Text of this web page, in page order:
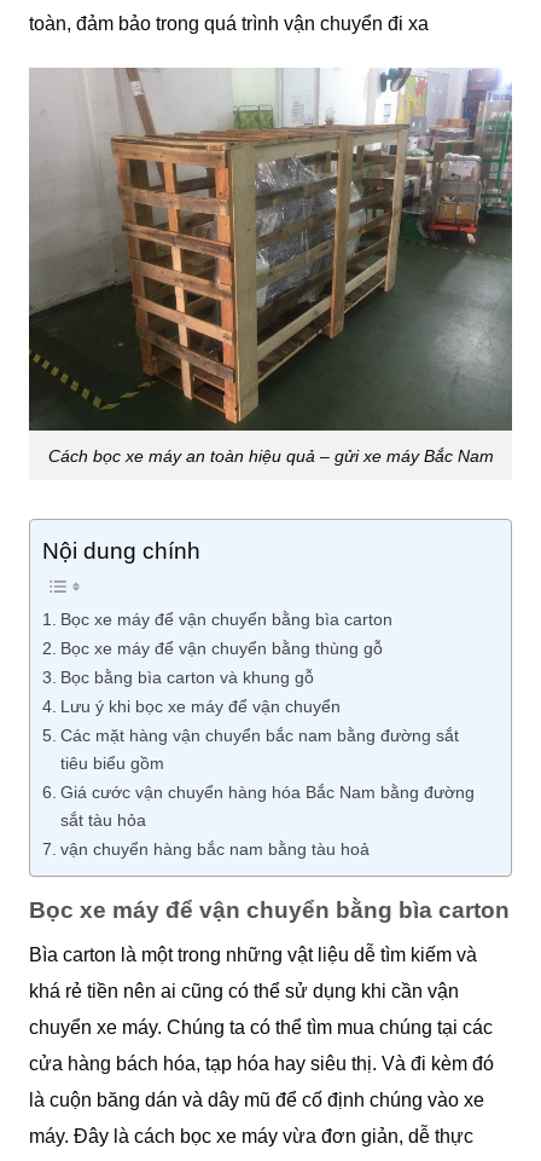
toàn, đảm bảo trong quá trình vận chuyển đi xa
Cách bọc xe máy an toàn hiệu quả – gửi xe máy Bắc Nam
Nội dung chính
Bọc xe máy để vận chuyển bằng bìa carton
Bọc xe máy để vận chuyển bằng thùng gỗ
Bọc bằng bìa carton và khung gỗ
Lưu ý khi bọc xe máy để vận chuyển
Các mặt hàng vận chuyển bắc nam bằng đường sắt
tiêu biểu gồm
Giá cước vận chuyển hàng hóa Bắc Nam bằng đường
sắt tàu hỏa
vận chuyển hàng bắc nam bằng tàu hoả
Bọc xe máy để vận chuyển bằng bìa carton
Bìa carton là một trong những vật liệu dễ tìm kiếm và
khá rẻ tiền nên ai cũng có thể sử dụng khi cần vận
chuyển xe máy. Chúng ta có thể tìm mua chúng tại các
cửa hàng bách hóa, tạp hóa hay siêu thị. Và đi kèm đó
là cuộn băng dán và dây mũ để cố định chúng vào xe
máy. Đây là cách bọc xe máy vừa đơn giản, dễ thực